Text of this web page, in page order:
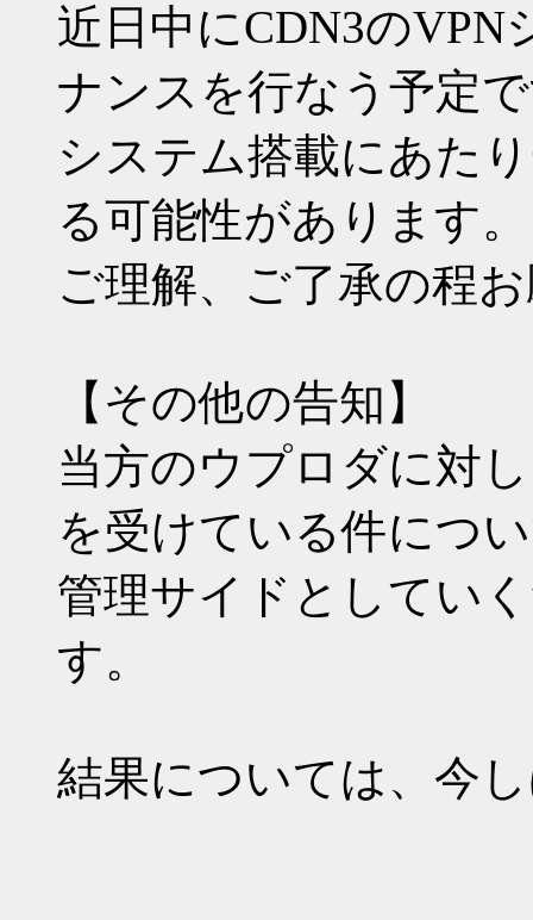
近日中にCDN3の
ナンスを行なう予定
システム搭載にあた
る可能性があります。
ご理解、ご了承の程
【その他の告知】
当方のウプロダに対
を受けている件につ
管理サイドとしてい
す。
結果については、今